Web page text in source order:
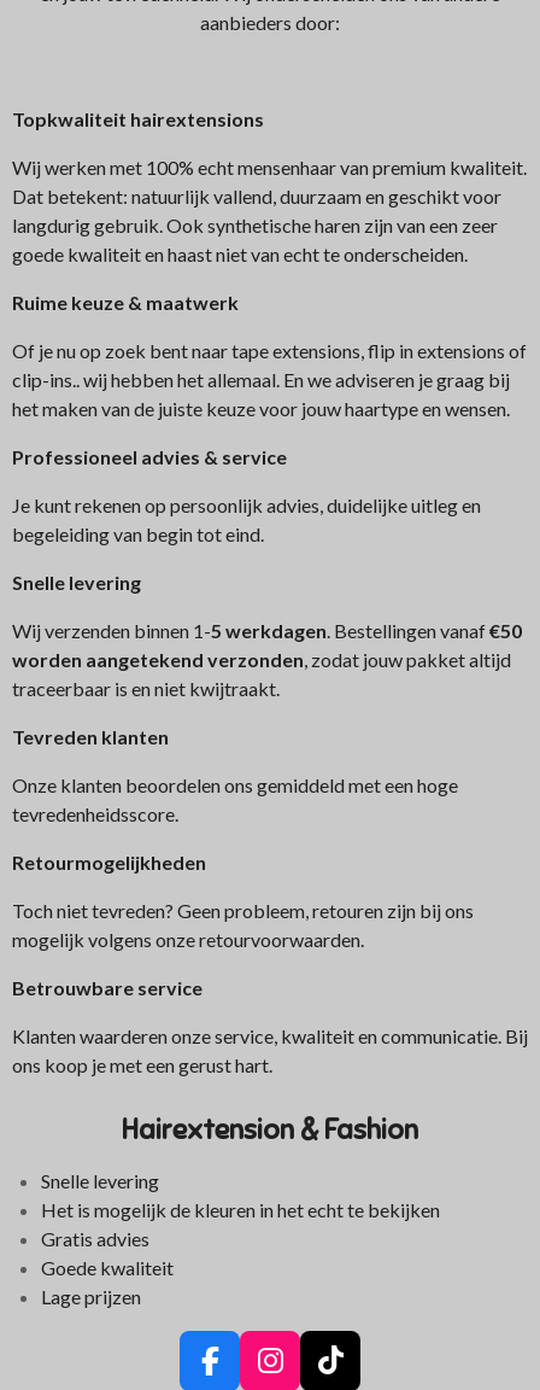
aanbieders door:
Topkwaliteit hairextensions
Wij werken met 100% echt mensenhaar van premium kwaliteit.
Dat betekent: natuurlijk vallend, duurzaam en geschikt voor
langdurig gebruik. Ook synthetische haren zijn van een zeer
goede kwaliteit en haast niet van echt te onderscheiden.
Ruime keuze & maatwerk
Of je nu op zoek bent naar tape extensions, flip in extensions of
clip-ins.. wij hebben het allemaal. En we adviseren je graag bij
het maken van de juiste keuze voor jouw haartype en wensen.
Professioneel advies & service
Je kunt rekenen op persoonlijk advies, duidelijke uitleg en
begeleiding van begin tot eind.
Snelle levering
Wij verzenden binnen 1-5 werkdagen. Bestellingen vanaf€50
worden aangetekend verzonden, zodat jouw pakket altijd
traceerbaar is en niet kwijtraakt.
Tevreden klanten
Onze klanten beoordelen ons gemiddeld met een hoge
tevredenheidsscore.
Retourmogelijkheden
Toch niet tevreden? Geen probleem, retouren zijn bij ons
mogelijk volgens onze retourvoorwaarden.
Betrouwbare service
Klanten waarderen onze service, kwaliteit en communicatie. Bij
ons koop je met een gerust hart.
Hairextension & Fashion
Snelle levering
Het is mogelijk de kleuren in het echt te bekijken
Gratis advies
Goede kwaliteit
Lage prijzen
F
I
T